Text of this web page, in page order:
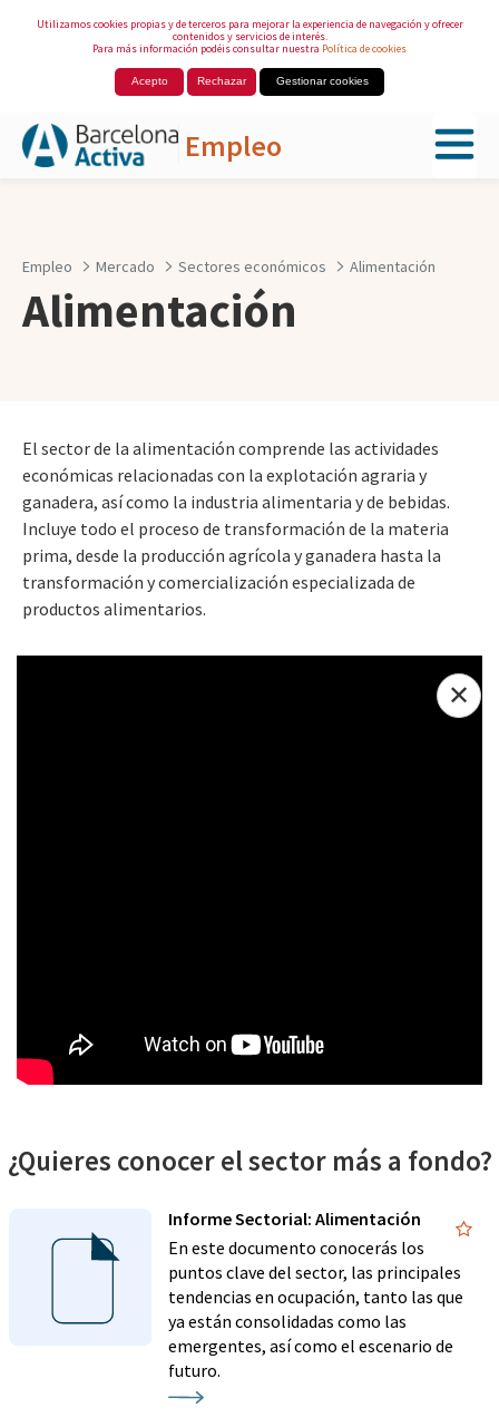
Utilizamos cookies propias y de terceros para mejorar la experiencia de navegación y ofrecer
contenidos y servicios de interés.
Para más información podéis consultar nuestra Política de cookies
Acepto Rechazar Gestionar cookies
Empleo
Empleo Mercado Sectores económicos Alimentación
Alimentación
El sector de la alimentación comprende las actividades
económicas relacionadas con la explotación agraria y
ganadera, así como la industria alimentaria y de bebidas.
Incluye todo el proceso de transformación de la materia
prima, desde la producción agrícola y ganadera hasta la
transformación y comercialización especializada de
productos alimentarios.
✕
¿Quieres conocer el sector más a fondo?
Informe Sectorial: Alimentación
En este documento conocerás los
puntos clave del sector, las principales
tendencias en ocupación, tanto las que
ya están consolidadas como las
emergentes, así como el escenario de
futuro.